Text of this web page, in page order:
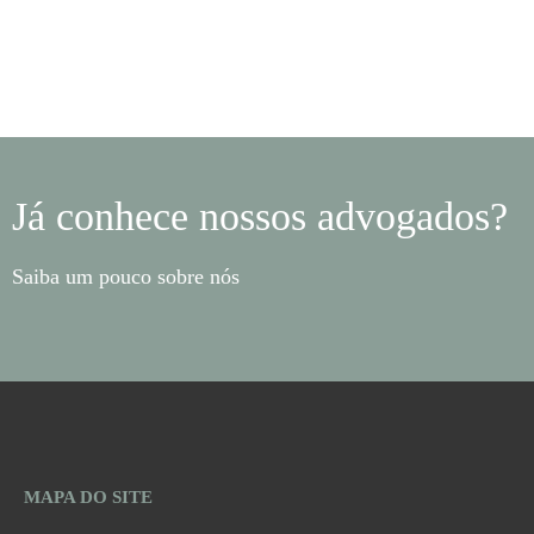
Já conhece nossos advogados?
Saiba um pouco sobre nós
MAPA DO SITE